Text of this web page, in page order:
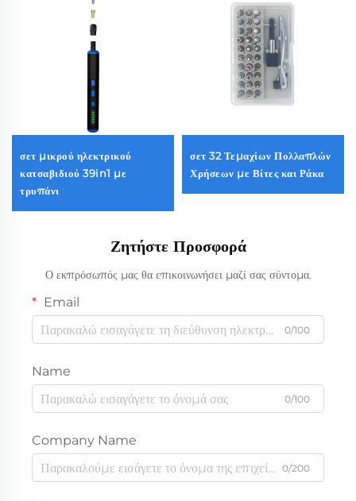
σετ μικρού ηλεκτρικού
κατσαβιδιού 39in1 με
τρυπάνι
σετ 32 Τεμαχίων Πολλαπλών
Χρήσεων με Βίτες και Ράκα
Ζητήστε Προσφορά
Ο εκπρόσωπός μας θα επικοινωνήσει μαζί σας σύντομα.
Email
0/100
Name
0/100
Company Name
0/200